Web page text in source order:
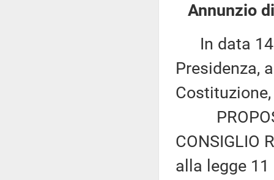
Annunzio
In data 14
Presidenza,
CONSIGLIO
alla legge